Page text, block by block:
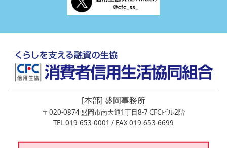
[本部] 盛岡事務所
〒020-0874 盛岡市南大通1丁目8-7 CFCビル2階
TEL 019-653-0001 / FAX 019-653-6699